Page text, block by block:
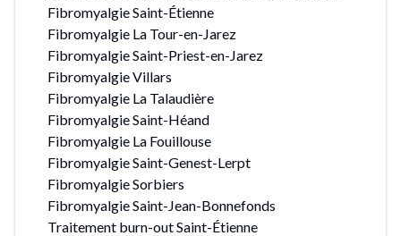
Fibromyalgie Saint-Étienne
Fibromyalgie La Tour-en-Jarez
Fibromyalgie Saint-Priest-en-Jarez
Fibromyalgie Villars
Fibromyalgie La Talaudière
Fibromyalgie Saint-Héand
Fibromyalgie La Fouillouse
Fibromyalgie Saint-Genest-Lerpt
Fibromyalgie Sorbiers
Fibromyalgie Saint-Jean-Bonnefonds
Traitement burn-out Saint-Étienne